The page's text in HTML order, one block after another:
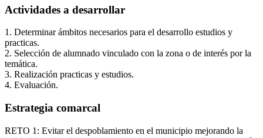
Actividades a desarrollar
1. Determinar ámbitos necesarios para el desarrollo estudios y
practicas.
2. Selección de alumnado vinculado con la zona o de interés por la
temática.
3. Realización practicas y estudios.
4. Evaluación.
Estrategia comarcal
RETO 1: Evitar el despoblamiento en el municipio mejorando la